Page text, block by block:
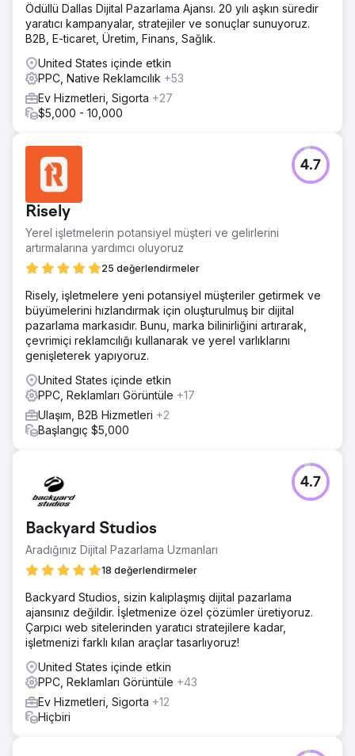
Ekibimiz, Google Ads ve Meta Reklamlar da dahil olmak
üzere büyük dijital platformlarda dönüşüm hunisinin
tamamını kapsayan dijital kampanyalar geliştirdi ve yürüttü.
Bu çok kanallı çalışmalar müşteri yolculuğunun tamamını
hedefleyerek müşterilerimizin hedef kitlelerine verimli bir
şekilde ulaşmasını ve pazarlama çabalarını
kolaylaştırmasını sağladı.
yararlanmasını sağlayarak, CPL'de %44'lük dikkate değer
bir azalma elde ettik. Sonuç olarak, büyümelerini
hızlandırdılar ve 2022 ve 2023 yılları için Inc. 5000
listesinde en hızlı büyüyen 75 tüketici hizmetleri
markasından biri olarak imrenilen bir yer elde ettiler.
Ajans sayfasına git
Ödüllü Dallas Dijital Pazarlama Ajansı. 20 yılı aşkın süredir
yaratıcı kampanyalar, stratejiler ve sonuçlar sunuyoruz.
B2B, E-ticaret, Üretim, Finans, Sağlık.
United States içinde etkin
PPC, Native Reklamcılık +53
Ev Hizmetleri, Sigorta +27
$5,000 - 10,000
Risely
Yerel işletmelerin potansiyel müşteri ve gelirlerini
artırmalarına yardımcı oluyoruz
25 değerlendirmeler
4.7
Risely, işletmelere yeni potansiyel müşteriler getirmek ve
büyümelerini hızlandırmak için oluşturulmuş bir dijital
pazarlama markasıdır. Bunu, marka bilinirliğini artırarak,
çevrimiçi reklamcılığı kullanarak ve yerel varlıklarını
genişleterek yapıyoruz.
United States içinde etkin
PPC, Reklamları Görüntüle +17
Ulaşım, B2B Hizmetleri +2
Başlangıç $5,000
Backyard Studios
Aradığınız Dijital Pazarlama Uzmanları
18 değerlendirmeler
4.7
Backyard Studios, sizin kalıplaşmış dijital pazarlama
ajansınız değildir. İşletmenize özel çözümler üretiyoruz.
Çarpıcı web sitelerinden yaratıcı stratejilere kadar,
işletmenizi farklı kılan araçlar tasarlıyoruz!
United States içinde etkin
PPC, Reklamları Görüntüle +43
Ev Hizmetleri, Sigorta +12
Hiçbiri